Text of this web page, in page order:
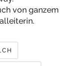
von ganzem